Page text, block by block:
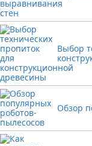
Выбор
Обзор